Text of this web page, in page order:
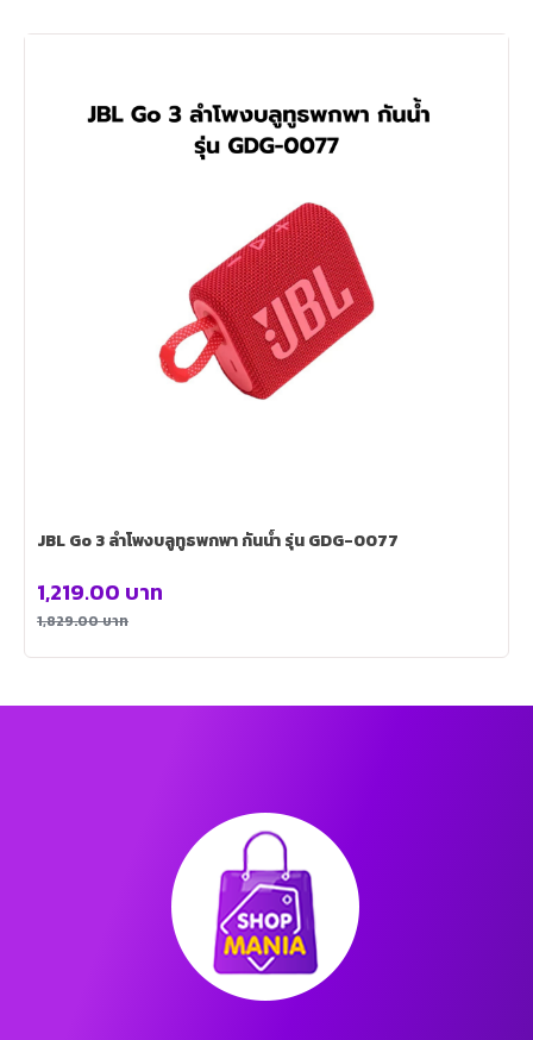
JBL Go 3 ลำโพงบลูทูธพกพา กันน้ำ รุ่น GDG-0077
1,829.00บาท
1,219.00 บาท